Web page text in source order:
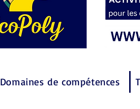
Domaines de compétences